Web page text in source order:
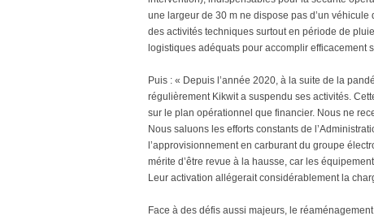
une largeur de 30 m ne dispose pas d’un
des activités techniques surtout en période de
logistiques adéquats pour accomplir efficacement
Puis : « Depuis l’année 2020, à la suite de la
régulièrement Kikwit a suspendu ses activités.
sur le plan opérationnel que financier. Nous ne
Nous saluons les efforts constants de
l’approvisionnement en carburant du groupe
mérite d’être revue à la hausse, car les
Leur activation allégerait considérablement la
Face à des défis aussi majeurs, le